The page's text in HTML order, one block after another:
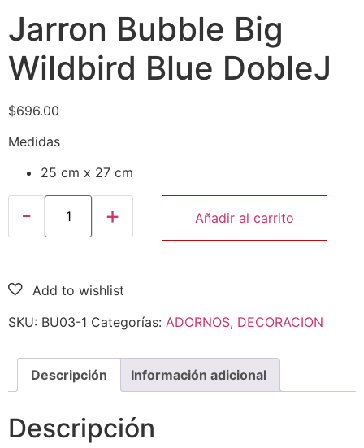
Jarron Bubble Big
Wildbird Blue DobleJ
$696.00
Medidas
25 cm x 27 cm
Añadir al carrito
SKU: BU03-1 Categorías: ADORNOS, DECORACION
Descripción Información adicional
Descripción